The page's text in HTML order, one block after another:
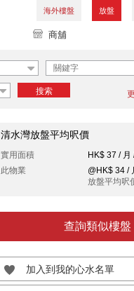
海外樓盤 放盤
商舖
搜索
清水灣放盤平均呎價
實用面積
HK$ 37 / 月
此物業
@HK$ 34 /
放盤平均呎
查詢類似樓盤
加入到我的心水名單